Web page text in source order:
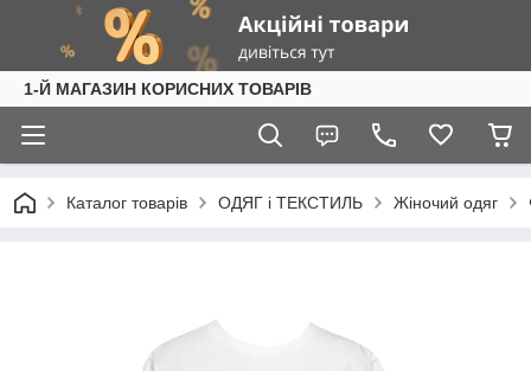
1-Й МАГАЗИН КОРИСНИХ ТОВАРІВ
Каталог товарів ОДЯГ і ТЕКСТИЛЬ Жіночий одяг